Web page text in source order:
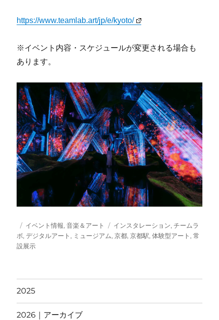
https://www.teamlab.art/jp/e/kyoto/
※イベント内容・スケジュールが変更される場合も
あります。
投
稿
日:
カ
テ
ゴ
イベント情報,音楽＆アート
タ
グ
インスタレーション,チームラ
ボ,デジタルアート , ミュージアム,京都,京都駅,体験型アート ,常
設展示
2025
2026｜アーカイブ